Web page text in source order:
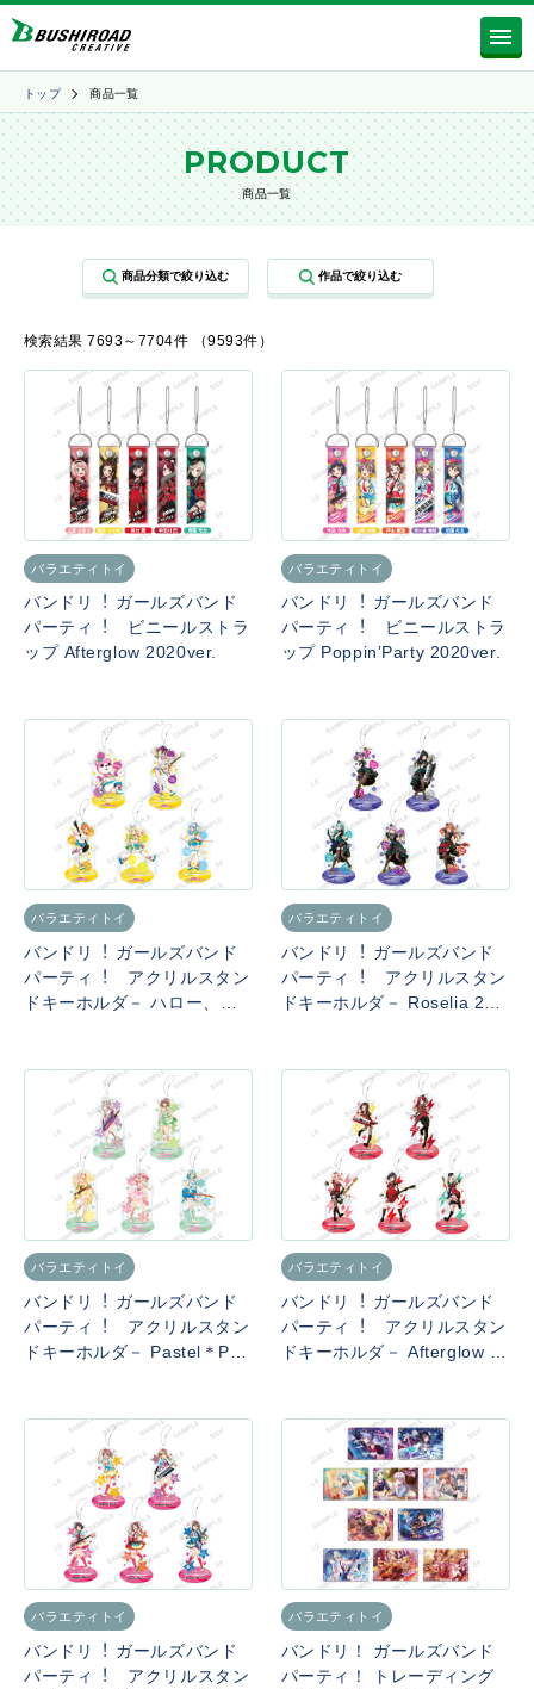
トップ 商品一覧
PRODUCT
商品一覧
検索結果 7693～7704件 （9593件）
バラエティトイ
バンドリ︕ ガールズバンド
パーティ︕ ビニールストラ
ップ Afterglow 2020ver.
バラエティトイ
バンドリ︕ ガールズバンド
パーティ︕ ビニールストラ
ップ PoppinʼParty 2020ver.
バラエティトイ
バンドリ︕ ガールズバンド
パーティ︕ アクリルスタン
ドキーホルダ－ ハロー、ハ
バラエティトイ
バンドリ︕ ガールズバンド
パーティ︕ アクリルスタン
ドキーホルダ－ Roselia 202
バラエティトイ
バンドリ︕ ガールズバンド
パーティ︕ アクリルスタン
ドキーホルダ－ Pastel＊Pal
バラエティトイ
バンドリ︕ ガールズバンド
パーティ︕ アクリルスタン
ドキーホルダ－ Afterglow 20
バラエティトイ
バンドリ︕ ガールズバンド
パーティ︕ アクリルスタン
バラエティトイ
バンドリ！ ガールズバンド
パーティ！ トレーディング